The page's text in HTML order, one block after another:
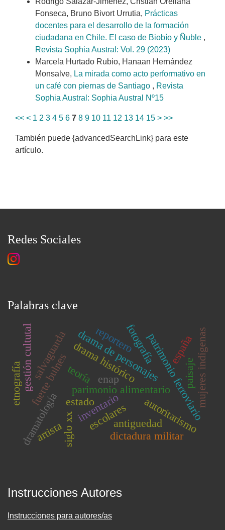
Fonseca, Bruno Bivort Urrutia, Prácticas
docentes para el desarrollo de la formación
ciudadana en Chile. El caso de Biobío y Ñuble ,
Revista Sophia Austral: Vol. 29 (2023)
Marcela Hurtado Rubio, Hanaan Hernández
Monsalve, La mirada como acto performativo en
un café con piernas de Santiago , Revista
Sophia Austral: Sophia Austral Nº15
<< < 1 2 3 4 5 6 7 8 9 10 11 12 13 14 15 > >>
También puede {advancedSearchLink} para este
artículo.
Redes Sociales
Palabras clave
escolares
parimonio alimentariopatrimonio ferroviario
dramatología
drama de personajes
drama histórico
fuerte bulnes
salvaguarda
antiguedad
inventario
estado autoritarismo
fotografía
gestión cultutal
siglo xx
españa
etnografía paisaje
enap
reportero mujeres indígenas
dictadura militar
teoría
artista
Instrucciones Autores
Instrucciones para autores/as